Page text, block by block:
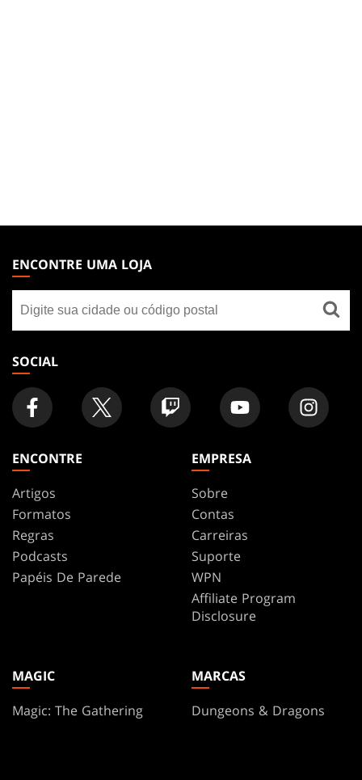
THE
GATHERING
FOOTER
ENCONTRE UMA LOJA
uma
loja
SOCIAL
ENCONTRE
Artigos
Formatos
Regras
Podcasts
Papéis De Parede
EMPRESA
Sobre
Contas
Carreiras
Suporte
WPN
Affiliate Program
Disclosure
MAGIC
Magic: The Gathering
MARCAS
Dungeons & Dragons